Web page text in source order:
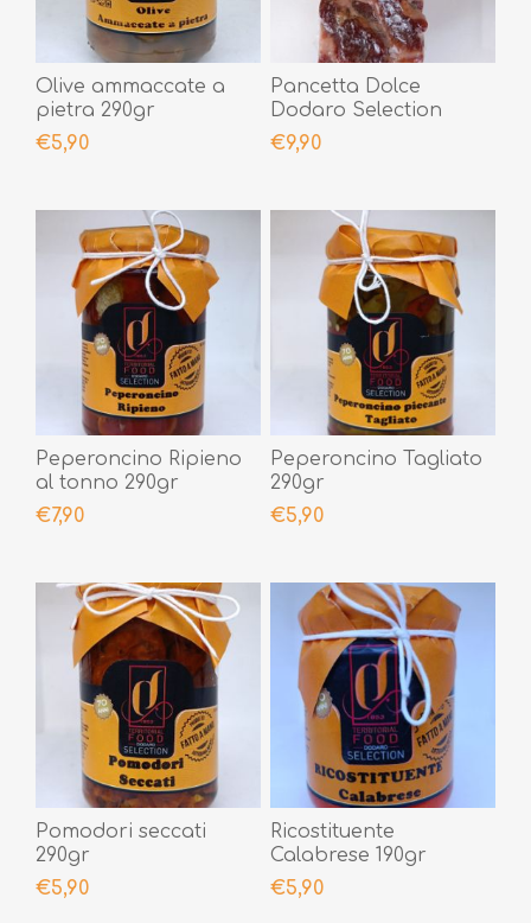
Olive ammaccate a
pietra 290gr
€5,90
Pancetta Dolce
Dodaro Selection
400gr
€9,90
Peperoncino Ripieno
al tonno 290gr
€7,90
Peperoncino Tagliato
290gr
€5,90
Pomodori seccati
290gr
€5,90
Ricostituente
Calabrese 190gr
€5,90